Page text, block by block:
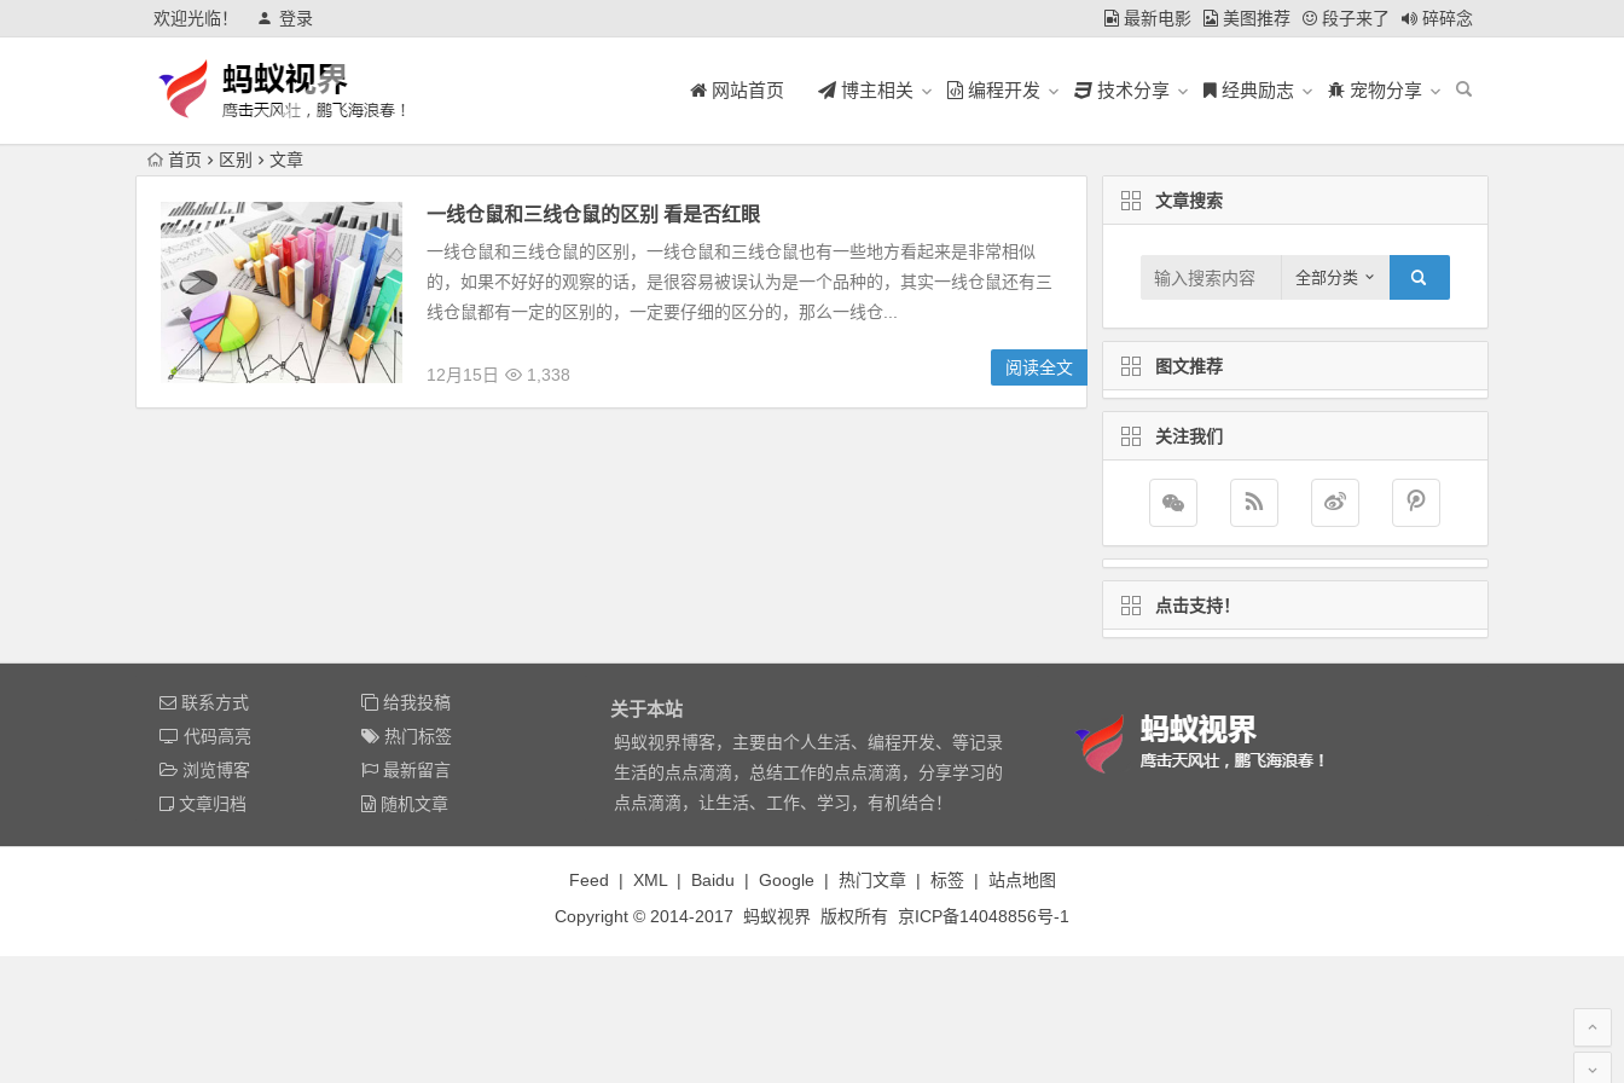
欢迎光临！ 登录 最新电影 美图推荐 段子来了 碎碎念
网站首页 博主相关 编程开发 技术分享 经典励志 宠物分享
首页 区别 文章
一线仓鼠和三线仓鼠的区别 看是否红眼
一线仓鼠和三线仓鼠的区别，一线仓鼠和三线仓鼠也有一些地方看起来是非常相似
的，如果不好好的观察的话，是很容易被误认为是一个品种的，其实一线仓鼠还有三
线仓鼠都有一定的区别的，一定要仔细的区分的，那么一线仓...
12月15日 1,338 阅读全文
文章搜索
全部分类
图文推荐
关注我们
点击支持！
联系方式
给我投稿
代码高亮
热门标签
浏览博客
最新留言
文章归档
随机文章
关于本站
蚂蚁视界博客，主要由个人生活、编程开发、等记录
生活的点点滴滴，总结工作的点点滴滴，分享学习的
点点滴滴，让生活、工作、学习，有机结合！
Feed | XML | Baidu | Google | 热门文章| 标签| 站点地图
Copyright © 2014-2017 蚂蚁视界 版权所有 京ICP备14048856号-1